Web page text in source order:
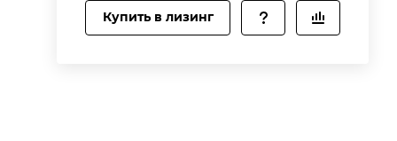
Купить в лизинг